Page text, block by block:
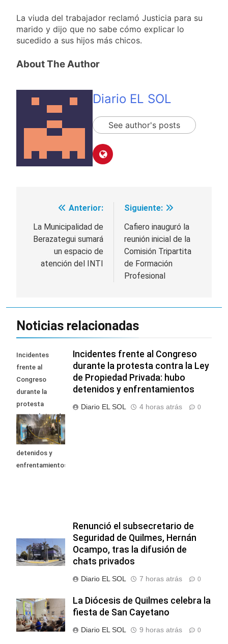
La viuda del trabajador reclamó Justicia para su
marido y dijo que no sabe cómo explicar lo
sucedido a sus hijos más chicos.
About The Author
Diario EL SOL
See author's posts
Navegación
de
entradas
Anterior:
La Municipalidad de
Berazategui sumará
un espacio de
atención del INTI
Siguiente:
Cafiero inauguró la
reunión inicial de la
Comisión Tripartita
de Formación
Profesional
Noticias relacionadas
Incidentes
frente al
Congreso
durante la
protesta
contra la Ley de
Propiedad
Privada: hubo
detenidos y
enfrentamientos
Incidentes frente al Congreso
durante la protesta contra la Ley
de Propiedad Privada: hubo
detenidos y enfrentamientos
Diario EL SOL 4 horas atrás 0
Renunció el subsecretario de
Seguridad de Quilmes, Hernán
Ocampo, tras la difusión de
chats privados
Diario EL SOL 7 horas atrás 0
La Diócesis de Quilmes celebra la
fiesta de San Cayetano
Diario EL SOL 9 horas atrás 0